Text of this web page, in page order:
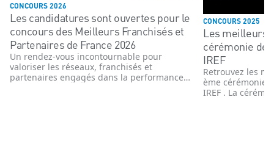
CONCOURS 2026
Les candidatures sont ouvertes pour le
concours des Meilleurs Franchisés et
Partenaires de France 2026
Un rendez-vous incontournable pour
valoriser les réseaux, franchisés et
partenaires engagés dans la performance
CONCOURS 2025
Les meilleurs
cérémonie de
IREF
Retrouvez les
ème cérémonie
IREF . La